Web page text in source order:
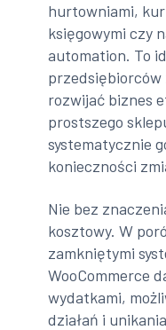
hurtowniami,
księgowymi czy
automation. To
przedsiębiorców
rozwijać biznes
prostszego
systematycznie
konieczności
Nie bez
kosztowy. W
zamkniętymi
WooCommerce
wydatkami,
działań i